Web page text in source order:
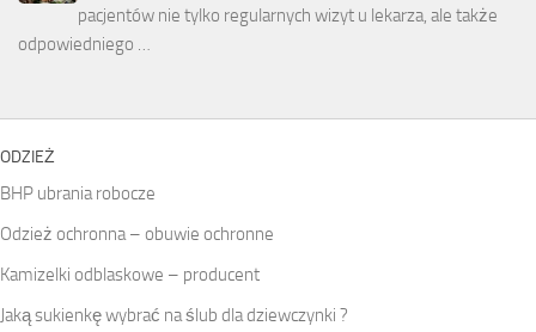
pacjentów nie tylko regularnych wizyt u lekarza, ale także
odpowiedniego …
ODZIEŻ
BHP ubrania robocze
Odzież ochronna – obuwie ochronne
Kamizelki odblaskowe – producent
Jaką sukienkę wybrać na ślub dla dziewczynki ?